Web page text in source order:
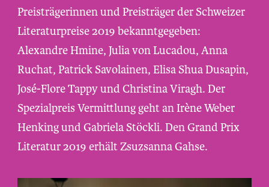
Preisträgerinnen und Preisträger der Schweizer
Literaturpreise 2019 bekanntgegeben:
Alexandre Hmine, Julia von Lucadou, Anna
Ruchat, Patrick Savolainen, Elisa Shua Dusapin,
José-Flore Tappy und Christina Viragh. Der
Spezialpreis Vermittlung geht an Irène Weber
Henking und Gabriela Stöckli. Den Grand Prix
Literatur 2019 erhält Zsuzsanna Gahse.